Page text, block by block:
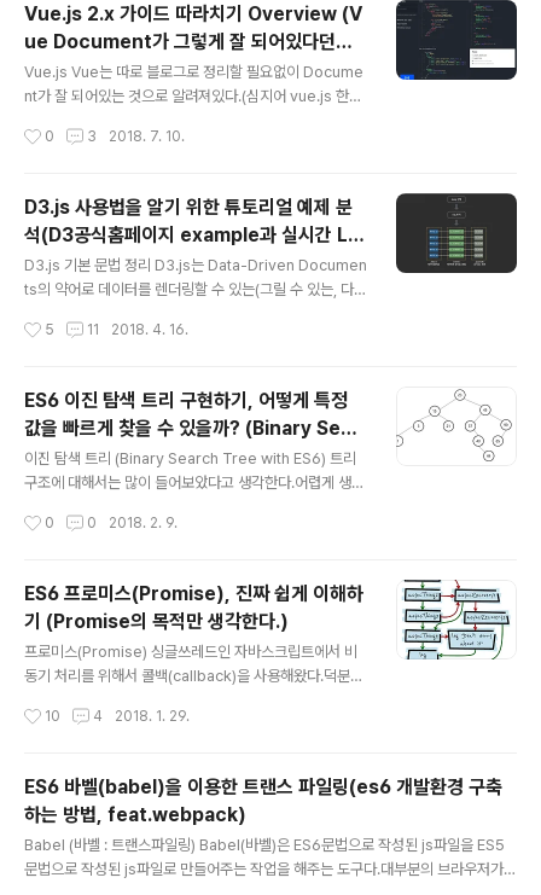
Vue.js 2.x 가이드 따라치기 Overview (V
ue Document가 그렇게 잘 되어있다던
데..)
Vue.js Vue는 따로 블로그로 정리할 필요없이 Docume
nt가 잘 되어있는 것으로 알려져있다.(심지어 vue.js 한국
der등)을 번역해놔서 문서들이 어색함이 없이 술술 읽힌
국어 번역 작업을 열심히 해주셨으니 잘 읽어보고 실습을
해보고 나름대로 느낀 점을 정리하면 좋겠다고 생각했다.V
ue.js 가이드 따라하기 Vue.js의 장점은 여러 블로그에 많
으니 생략한다. 또한 여러가지 설치 방법(환경 설정)이 있
e에서 계속 테스트한다. (추후 spring boot와 ..
0 3 2018. 7. 10.
D3.js 사용법을 알기 위한 튜토리얼 예제 분
석(D3공식홈페이지 example과 실시간 Lin
e 그래프 예제 분석)
D3.js 기본 문법 정리 D3.js는 Data-Driven Documen
ts의 약어로 데이터를 렌더링할 수 있는(그릴 수 있는, 다룰
설명하면 데이터 시각화 라이브러리다. (실시간 데이터 차
를 얻어갈 수 있다.라이센스도 BSD로 영리든 비영리든 마
음대로 사용, 수정해도 된다.D3.js의 기본 문법(사용법)을
숙지하고 예제코드를 분석할 것이다.- D3 작업 순서 1. 데
이터를 불러온다.2. 작업할 공간을 선택한다.3. 공간에 불
는대로 그린다.1234567var dataset = [..
5 11 2018. 4. 16.
ES6 이진 탐색 트리 구현하기, 어떻게 특정
값을 빠르게 찾을 수 있을까? (Binary Sear
ch Tree, BST)
이진 탐색 트리 (Binary Search Tree with ES6) 트리
구조에 대해서는 많이 들어보았다고 생각한다.어렵게 생각
구조를 갖는 것을 트리라고 보면된다.윈도우 파일시스템
m files디렉토리 등이 있고 program files디렉토리 하
위에 Java디렉토리가 있는 등 이런 구성이 트리다.각설하
고. 프로그래밍에서 노드 2개 이하로 제한하는 방식을 이
용해 이진 탐색 트리(BST)라는 것을 만들었다.노드가 2개
이하라는 특징 덕분에 프로그래밍에서 특정 값 검색을 빠
으로 루트 노트보다 작은 값은 왼쪽 하위노드로, 루트 노
0 0 2018. 2. 9.
ES6 프로미스(Promise), 진짜 쉽게 이해하
기 (Promise의 목적만 생각한다.)
프로미스(Promise) 싱글쓰레드인 자바스크립트에서 비
동기 처리를 위해서 콜백(callback)을 사용해왔다.덕분에
되는 경우가 많아지면서 단점이 드러났다.그 단점은 비동
처리를 중첩시켜서 표현하므로 에러, 예외처리가 어렵다는
것과 중첩으로 인한 복잡도가 증가하는 것이 이다.크게 이
두 가지의 단점을 해결하기위해 프로미스가 예전부터 라이
브러리로 생겨났고, 이것을 ES6에서는 언어적 차원에서
지원하게 되었다.Promise를 이해하기 위해 여러 블로그
10 4 2018. 1. 29.
ES6 바벨(babel)을 이용한 트랜스 파일링(es6 개발환경 구축
하는 방법, feat.webpack)
Babel (바벨 : 트랜스파일링) Babel(바벨)은 ES6문법으로 작성된 js파일을 ES5
문법으로 작성된 js파일로 만들어주는 작업을 해주는 도구다.대부분의 브라우저가 E